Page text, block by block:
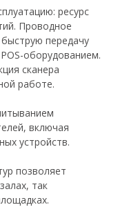
ресурс
Проводное
передачу
оборудованием.
сканера
работе.
включая
устройств.
позволяет
так